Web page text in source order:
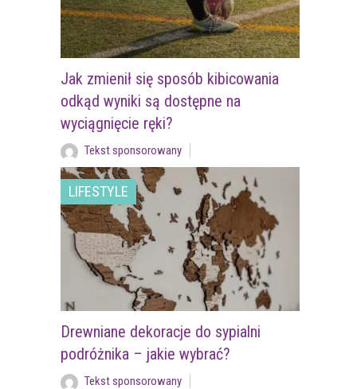
Jak zmienił się sposób kibicowania
odkąd wyniki są dostępne na
wyciągnięcie ręki?
Tekst sponsorowany
LIFESTYLE
Drewniane dekoracje do sypialni
podróżnika – jakie wybrać?
Tekst sponsorowany